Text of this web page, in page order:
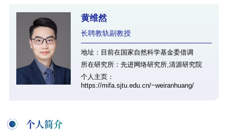
黄维然
长聘教轨副教授
地址：目前在国家自然科学基金委借调
所在研究所：先进网络研究所,清源研究院
个人主页：
https://mifa.sjtu.edu.cn/~weiranhuang/
个人简介